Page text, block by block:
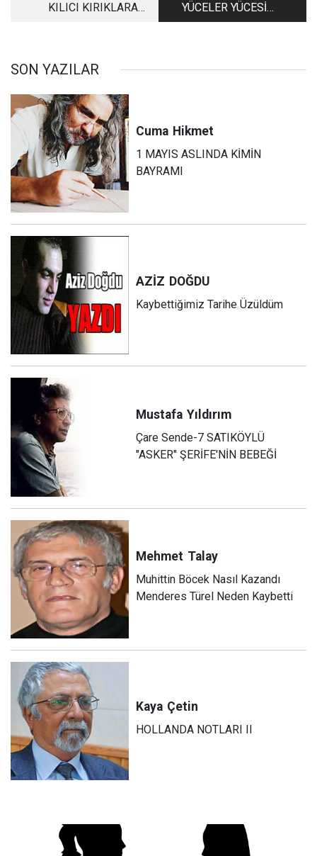
KILICI KIRIKLARA
YÜCELER YÜCESİ
İNSAN VE KURTLAR
SON YAZILAR
Cuma Hikmet
1 MAYIS ASLINDA KİMİN
BAYRAMI
AZİZ DOĞDU
Kaybettiğimiz Tarihe Üzüldüm
Mustafa Yıldırım
Çare Sende-7 SATIKÖYLÜ
"ASKER" ŞERİFE'NİN BEBEĞİ
Mehmet Talay
Muhittin Böcek Nasıl Kazandı
Menderes Türel Neden Kaybetti
Kaya Çetin
HOLLANDA NOTLARI II